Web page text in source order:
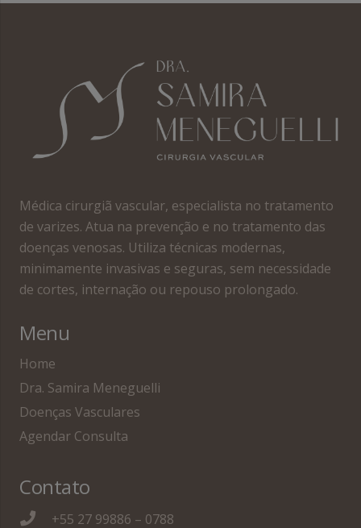
Médica cirurgiã vascular, especialista no tratamento
de varizes. Atua na prevenção e no tratamento das
doenças venosas. Utiliza técnicas modernas,
minimamente invasivas e seguras, sem necessidade
de cortes, internação ou repouso prolongado.
Menu
Home
Dra. Samira Meneguelli
Doenças Vasculares
Agendar Consulta
Contato
+55 27 99886 – 0788